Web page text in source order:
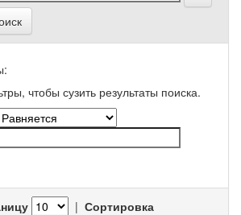
чтобы сузить результаты поиска.
| Сортировка